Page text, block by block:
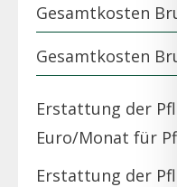
Gesamtkosten
Gesamtkosten
Erstattung der
Euro/Monat für
Erstattung der